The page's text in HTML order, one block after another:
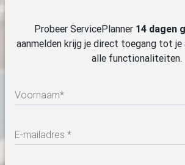
Probeer ServicePlanner 14 dagen
aanmelden krijg je direct toegang tot
alle functionaliteiten.
Voornaam*
E-mailadres *